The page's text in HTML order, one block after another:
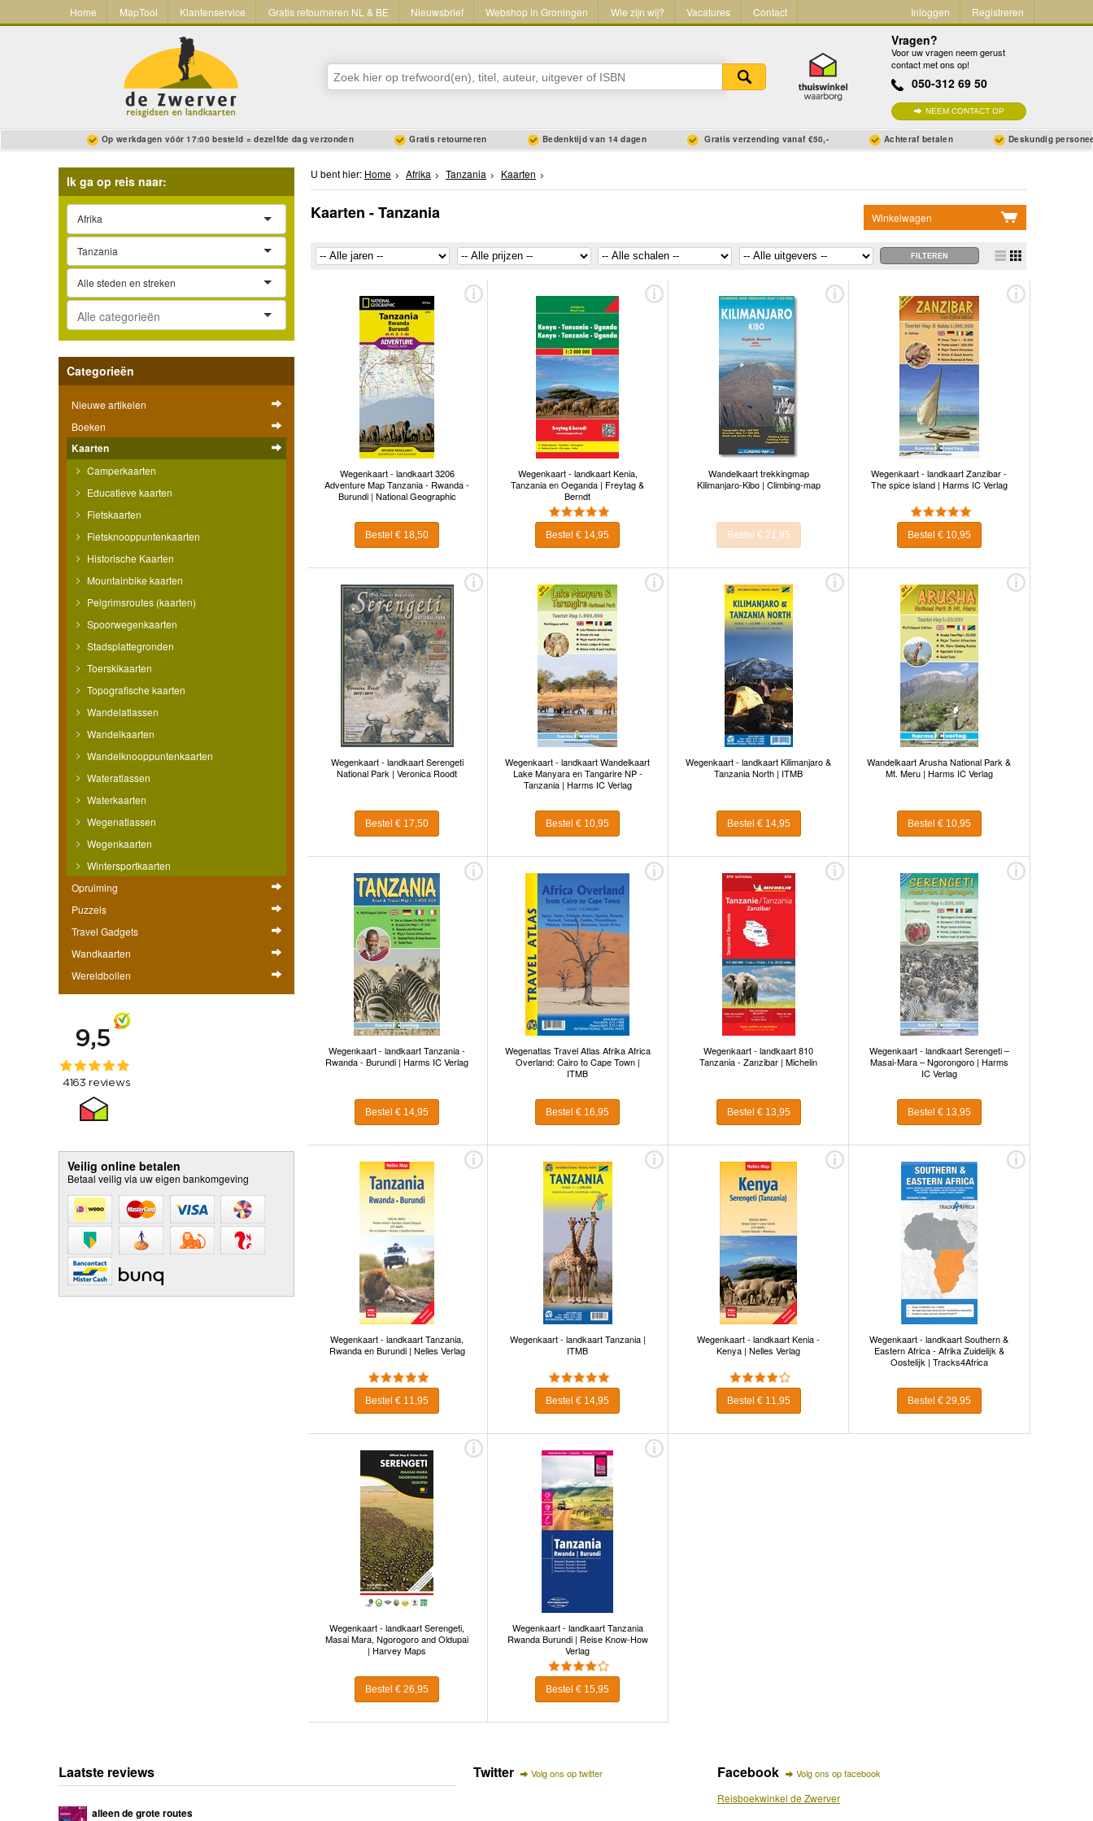
Home MapTool Klantenservice Gratis retourneren NL & BE Nieuwsbrief Webshop in Groningen Wie zijn wij? Vacatures Contact Inloggen Registreren
Vragen?
Voor uw vragen neem gerust
contact met ons op!
050-312 69 50
NEEM CONTACT OP
Op werkdagen vóór 17:00 besteld = dezelfde dag verzonden Gratis retourneren Bedenktijd van 14 dagen Gratis verzending vanaf €50,- Achteraf betalen Deskundig
Ik ga op reis naar:
Afrika
Tanzania
Alle steden en streken
Categorieën
Nieuwe artikelen
Boeken
Kaarten
Camperkaarten
Educatieve kaarten
Fietskaarten
Fietsknooppuntenkaarten
Historische Kaarten
Mountainbike kaarten
Pelgrimsroutes (kaarten)
Spoorwegenkaarten
Stadsplattegronden
Toerskikaarten
Topografische kaarten
Wandelatlassen
Wandelkaarten
Wandelknooppuntenkaarten
Wateratlassen
Waterkaarten
Wegenatlassen
Wegenkaarten
Wintersportkaarten
Opruiming
Puzzels
Travel Gadgets
Wandkaarten
Wereldbollen
Veilig online betalen
Betaal veilig via uw eigen bankomgeving
U bent hier: Home Afrika Tanzania Kaarten
Winkelwagen
Ga naar winkelwagen
Kaarten - Tanzania
Wegenkaart - landkaart 3206
Adventure Map Tanzania - Rwanda -
Burundi | National Geographic
Bestel € 18,50
Wegenkaart - landkaart Kenia,
Tanzania en Oeganda | Freytag &
Berndt
Bestel € 14,95
Wandelkaart trekkingmap
Kilimanjaro-Kibo | Climbing-map
Bestel € 21,95
Wegenkaart - landkaart Zanzibar -
The spice island | Harms IC Verlag
Bestel € 10,95
Wegenkaart - landkaart Serengeti
National Park | Veronica Roodt
Bestel € 17,50
Wegenkaart - landkaart Wandelkaart
Lake Manyara en Tangarire NP -
Tanzania | Harms IC Verlag
Bestel € 10,95
Wegenkaart - landkaart Kilimanjaro &
Tanzania North | ITMB
Bestel € 14,95
Wandelkaart Arusha National Park &
Mt. Meru | Harms IC Verlag
Bestel € 10,95
Wegenkaart - landkaart Tanzania -
Rwanda - Burundi | Harms IC Verlag
Bestel € 14,95
Wegenatlas Travel Atlas Afrika Africa
Overland: Cairo to Cape Town |
ITMB
Bestel € 16,95
Wegenkaart - landkaart 810
Tanzania - Zanzibar | Michelin
Bestel € 13,95
Wegenkaart - landkaart Serengeti –
Masai-Mara – Ngorongoro | Harms
IC Verlag
Bestel € 13,95
Wegenkaart - landkaart Tanzania,
Rwanda en Burundi | Nelles Verlag
Bestel € 11,95
Wegenkaart - landkaart Tanzania |
ITMB
Bestel € 14,95
Wegenkaart - landkaart Kenia -
Kenya | Nelles Verlag
Bestel € 11,95
Wegenkaart - landkaart Southern &
Eastern Africa - Afrika Zuidelijk &
Oostelijk | Tracks4Africa
Bestel € 29,95
Wegenkaart - landkaart Serengeti,
Masai Mara, Ngorogoro and Oldupai
| Harvey Maps
Bestel € 26,95
Wegenkaart - landkaart Tanzania
Rwanda Burundi | Reise Know-How
Verlag
Bestel € 15,95
Laatste reviews
alleen de grote routes
Twitter Volg ons op twitter Facebook Volg ons op facebook
Reisboekwinkel de Zwerver